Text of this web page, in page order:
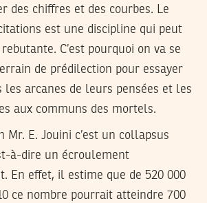
des chiffres et des courbes. Le
est une discipline qui peut
C’est pourquoi on va se
de prédilection pour essayer
les arcanes de leurs pensées et les
aux communs des mortels.
Mr. E. Jouini c’est un collapsus
à-dire un écroulement
En effet, il estime que de 520 000
ce nombre pourrait atteindre 700